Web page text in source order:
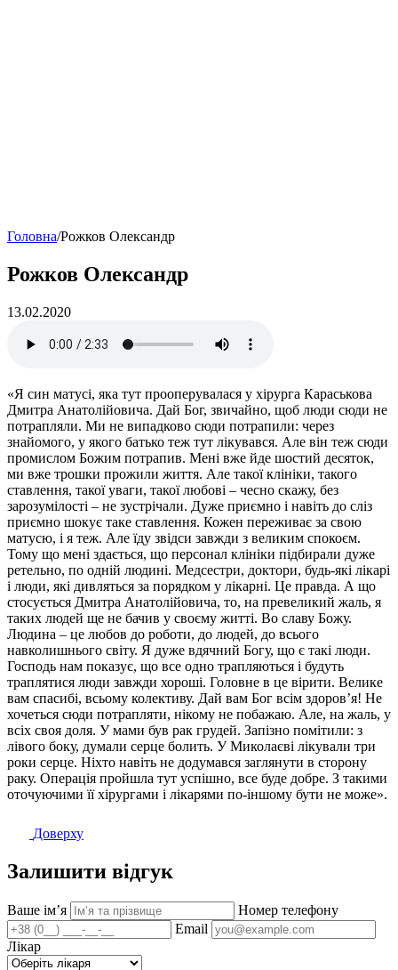
Головна/Рожков Олександр
Рожков Олександр
13.02.2020
«Я син матусі, яка тут прооперувалася у хірурга Караськова
Дмитра Анатолійовича. Дай Бог, звичайно, щоб люди сюди не
потрапляли. Ми не випадково сюди потрапили: через
знайомого, у якого батько теж тут лікувався. Але він теж сюди
промислом Божим потрапив. Мені вже йде шостий десяток,
ми вже трошки прожили життя. Але такої клініки, такого
ставлення, такої уваги, такої любові – чесно скажу, без
зарозумілості – не зустрічали. Дуже приємно і навіть до сліз
приємно шокує таке ставлення. Кожен переживає за свою
матусю, і я теж. Але їду звідси завжди з великим спокоєм.
Тому що мені здається, що персонал клініки підбирали дуже
ретельно, по одній людині. Медсестри, доктори, будь-які лікарі
і люди, які дивляться за порядком у лікарні. Це правда. А що
стосується Дмитра Анатолійовича, то, на превеликий жаль, я
таких людей ще не бачив у своєму житті. Во славу Божу.
Людина – це любов до роботи, до людей, до всього
навколишнього світу. Я дуже вдячний Богу, що є такі люди.
Господь нам показує, що все одно трапляються і будуть
траплятися люди завжди хороші. Головне в це вірити. Велике
вам спасибі, всьому колективу. Дай вам Бог всім здоров’я! Не
хочеться сюди потрапляти, нікому не побажаю. Але, на жаль, у
всіх своя доля. У мами був рак грудей. Запізно помітили: з
лівого боку, думали серце болить. У Миколаєві лікували три
роки серце. Ніхто навіть не додумався заглянути в сторону
раку. Операція пройшла тут успішно, все буде добре. З такими
оточуючими її хірургами і лікарями по-іншому бути не може».
Доверху
Залишити відгук
Ваше імʼя
Номер телефону
Email
Лікар